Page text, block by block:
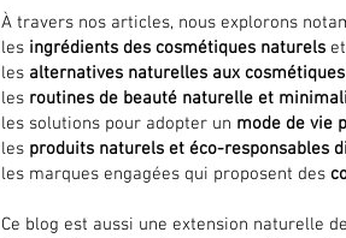
À travers nos articles, nous explorons
les ingrédients des cosmétiques naturels
les alternatives naturelles aux
les routines de beauté naturelle et
les solutions pour adopter un mode de vie
les produits naturels et éco-responsables
les marques engagées qui proposent des
Ce blog est aussi une extension naturelle